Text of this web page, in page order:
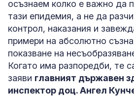
осъзнаем колко е важно да
тази епидемия, а не да
контрол, наказания и
примери на абсолютно
показване на
Когато има разпоредби, те
заяви главният държавен
инспектор доц. Ангел